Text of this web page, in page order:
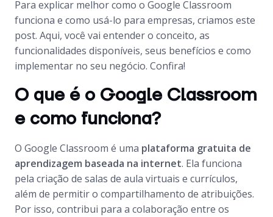
Para explicar melhor como o Google Classroom
funciona e como usá-lo para empresas, criamos este
post. Aqui, você vai entender o conceito, as
funcionalidades disponíveis, seus benefícios e como
implementar no seu negócio. Confira!
O que é o Google Classroom
e como funciona?
O Google Classroom é uma plataforma gratuita de
aprendizagem baseada na internet. Ela funciona
pela criação de salas de aula virtuais e currículos,
além de permitir o compartilhamento de atribuições.
Por isso, contribui para a colaboração entre os